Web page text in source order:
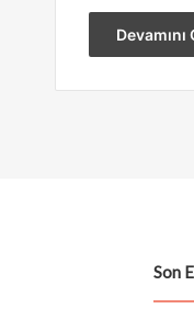
Devamını
Son